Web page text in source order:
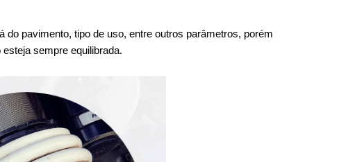
pavimento, tipo de uso, entre outros parâmetros, porém
sempre equilibrada.